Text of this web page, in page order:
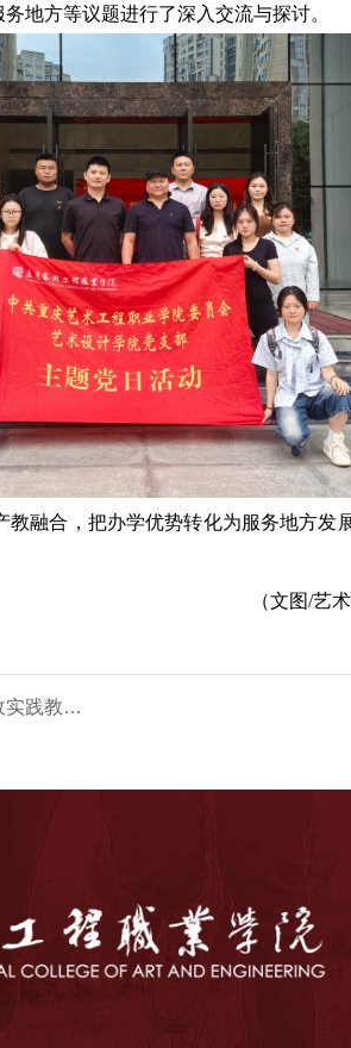
地方等议题进行了深入交流与探讨。
融合，把办学优势转化为服务地方
（文图/艺
学校马克思主义学院联合学生处开展“读原著·悟原理”4月思政实践教学活动